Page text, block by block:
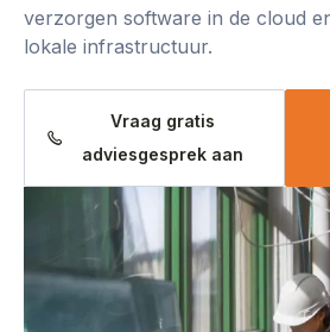
verzorgen software in de cloud
lokale infrastructuur.
Vraag gratis
adviesgesprek aan